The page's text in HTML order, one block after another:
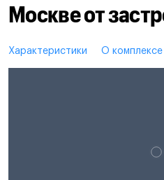
Москве от
Характеристики О комплексе